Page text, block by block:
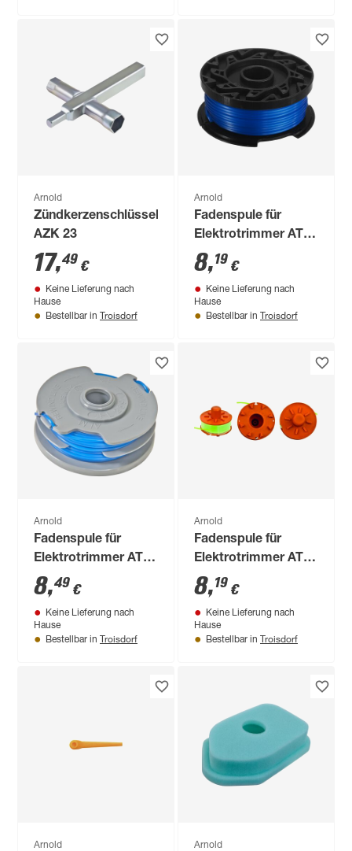
Arnold
Zündkerzenschlüssel
AZK 23
17,49 €
Keine Lieferung nach
Hause
Bestellbar in Troisdorf
Arnold
Fadenspule für
Elektrotrimmer AT
3.4 blau
8,19 €
Keine Lieferung nach
Hause
Bestellbar in Troisdorf
Arnold
Fadenspule für
Elektrotrimmer AT
17.0
8,49 €
Keine Lieferung nach
Hause
Bestellbar in Troisdorf
Arnold
Fadenspule für
Elektrotrimmer AT
4.7
8,19 €
Keine Lieferung nach
Hause
Bestellbar in Troisdorf
Arnold Arnold